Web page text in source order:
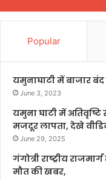
Popular
यमुनाघाटी में बाजार
June 3, 2023
यमुना घाटी में
मजदूर लापता, देखे
June 29, 2025
गंगोत्री राष्ट्रीय
मौत की खबर,